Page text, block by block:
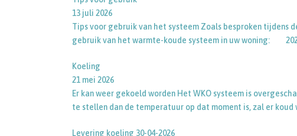
13 juli 2026
Tips voor gebruik van het systeem Zoals besproken tijdens
gebruik van het warmte-koude systeem in uw woning:
Koeling
21 mei 2026
Er kan weer gekoeld worden Het WKO systeem is
te stellen dan de temperatuur op dat moment is, zal er koud
Levering koeling 30-04-2026